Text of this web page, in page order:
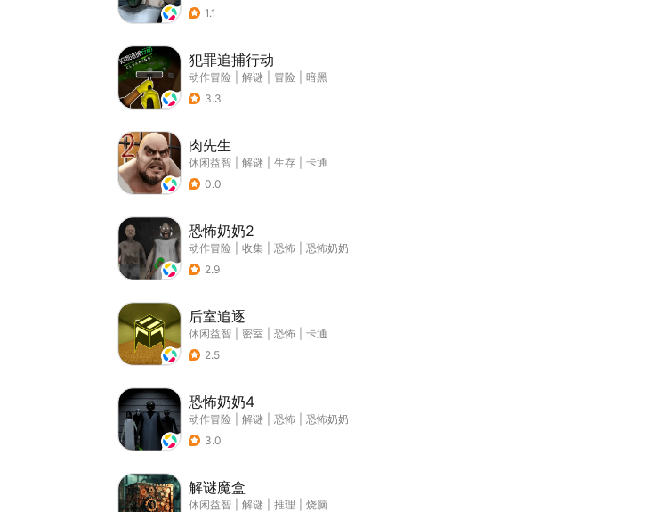
1.1
犯罪追捕行动
动作冒险 解谜 冒险
暗黑
3.3
肉先生
休闲益智 解谜 生存
卡通
0.0
恐怖奶奶2
动作冒险 收集 恐怖
恐怖奶奶
2.9
后室追逐
休闲益智 密室 恐怖
卡通
2.5
恐怖奶奶4
动作冒险 解谜 恐怖
恐怖奶奶
3.0
解谜魔盒
休闲益智 解谜 推理
烧脑